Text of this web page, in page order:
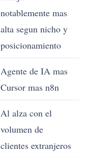
notablemente mas
alta segun nicho y
posicionamiento
Agente de IA mas
Cursor mas n8n
Al alza con el
volumen de
clientes extranjeros